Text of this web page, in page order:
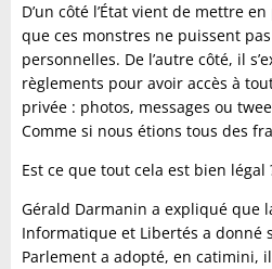
D’un côté l’État vient de mettre
que ces monstres ne puissent
personnelles. De l’autre côté, il
règlements pour avoir accès à
privée : photos, messages ou
Comme si nous étions tous des
Est ce que tout cela est bien légal
Gérald Darmanin a expliqué que
Informatique et Libertés a donné
Parlement a adopté, en catimini,